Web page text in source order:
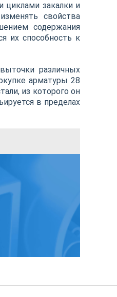
циклами закалки и
свойства
содержания
их способность к
различных
арматуры 28
из которого он
в пределах